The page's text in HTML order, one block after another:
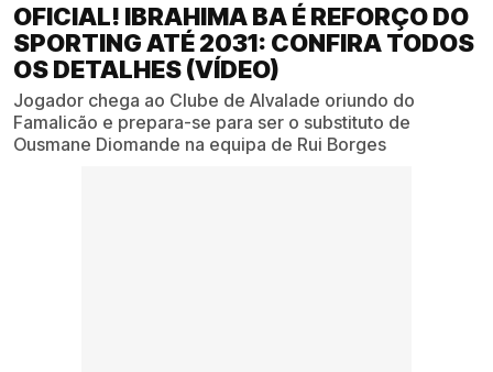
OFICIAL! IBRAHIMA BA É REFORÇO DO
SPORTING ATÉ 2031: CONFIRA TODOS
OS DETALHES (VÍDEO)
Jogador chega ao Clube de Alvalade oriundo do
Famalicão e prepara-se para ser o substituto de
Ousmane Diomande na equipa de Rui Borges